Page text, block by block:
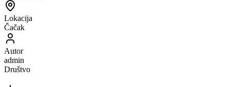
Lokacija
Čačak
Autor
admin
Društvo